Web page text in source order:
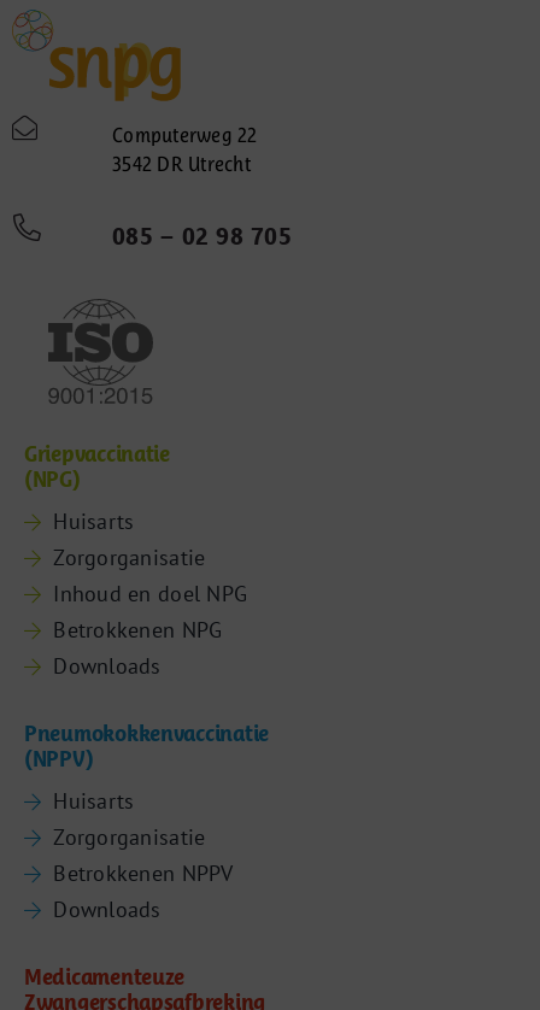
Computerweg 22
3542 DR Utrecht
085 – 02 98 705
Griepvaccinatie
(NPG)
Huisarts
Zorgorganisatie
Inhoud en doel NPG
Betrokkenen NPG
Downloads
Pneumokokkenvaccinatie
(NPPV)
Huisarts
Zorgorganisatie
Betrokkenen NPPV
Downloads
Medicamenteuze
Zwangerschapsafbreking